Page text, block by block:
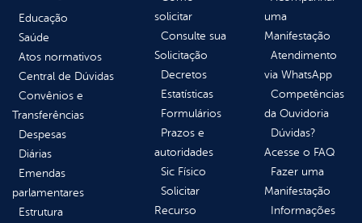
Educação
Saúde
Atos normativos
Central de Dúvidas
Convênios e
Transferências
Despesas
Diárias
Emendas
parlamentares
Estrutura
solicitar
Consulte sua
Solicitação
Decretos
Estatísticas
Formulários
Prazos e
autoridades
Sic Físico
Solicitar
Recurso
uma
Manifestação
Atendimento
via WhatsApp
Competências
da Ouvidoria
Dúvidas?
Acesse o FAQ
Fazer uma
Manifestação
Informações